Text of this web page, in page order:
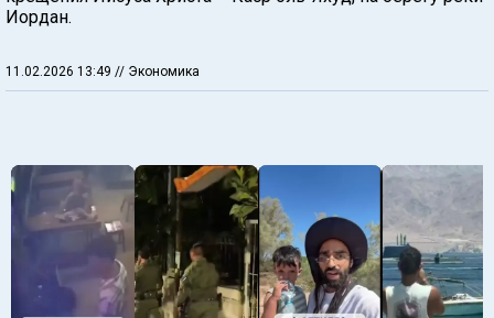
Иордан.
11.02.2026 13:49 // Экономика